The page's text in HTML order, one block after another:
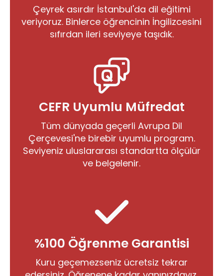
Çeyrek asırdır İstanbul'da dil eğitimi
veriyoruz. Binlerce öğrencinin İngilizcesini
sıfırdan ileri seviyeye taşıdık.
CEFR Uyumlu Müfredat
Tüm dünyada geçerli Avrupa Dil
Çerçevesi'ne birebir uyumlu program.
Seviyeniz uluslararası standartta ölçülür
ve belgelenir.
%100 Öğrenme Garantisi
Kuru geçemezseniz ücretsiz tekrar